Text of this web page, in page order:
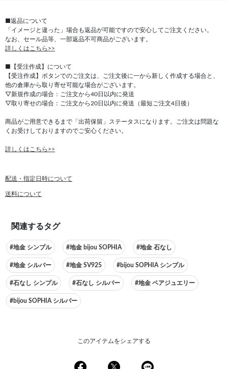
■返品について
「イメージと違った」場合も返品が可能ですので安心してご注文ください。
なお、セール品等、一部返品不可商品がございます。
詳しくはこちら>>
■【受注作成】について
【受注作成】ボタンでのご注文は、ご注文後に一から新しく作成する場合と、
他の倉庫から取り寄せ可能な場合がございます。
▽新規作成の場合：ご注文から40日以内に発送
▽取り寄せの場合：ご注文から20日以内に発送（最短ご注文4日後）
商品がご用意できるまで「出荷保留」ステータスになります。ご注文は問題な
くお受けしておりますのでご安心ください。
詳しくはこちら>>
配送・指定日時について
送料について
関連するタグ
#地金 シンプル #地金 bijou SOPHIA #地金 石なし
#地金 シルバー #地金 SV925 #bijou SOPHIA シンプル
#石なし シンプル #石なし シルバー #地金 ペアジュエリー
#bijou SOPHIA シルバー
このアイテムをシェアする